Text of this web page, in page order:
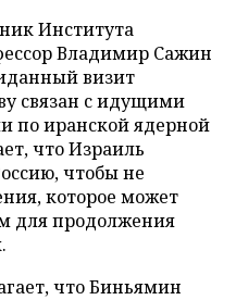
Института
Владимир Сажин
визит
связан с идущими
по иранской ядерной
что Израиль
чтобы не
которое может
для продолжения
что Биньямин